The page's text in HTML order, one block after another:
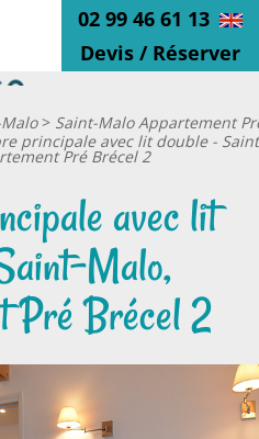
02 99 46 61 13
Devis / Réserver
> Saint-Malo Appartement
principale avec lit double -
Pré Brécel 2
avec lit
Malo,
Pré Brécel 2